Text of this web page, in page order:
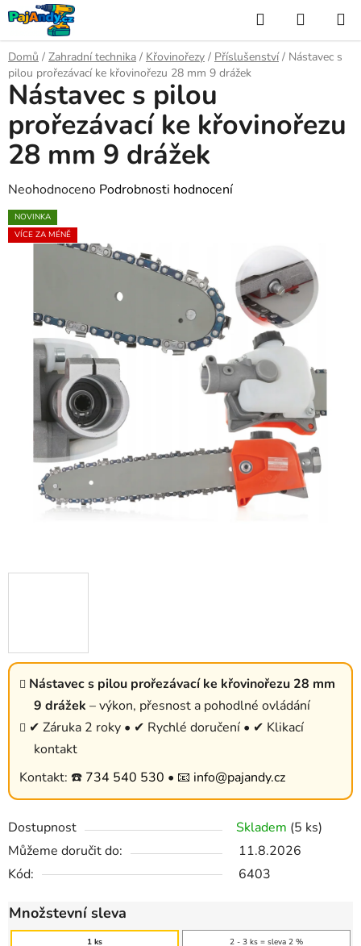
Přejít
na
obsah
Hledat
KOŠÍK
Domů / Zahradní technika / Křovinořezy / Příslušenství / Nástavec s
pilou prořezávací ke křovinořezu 28 mm 9 drážek
Nástavec s pilou prořezávací ke křovinořezu 28 mm
9 drážek – výkon, přesnost a pohodlné ovládání
✔ Záruka 2 roky • ✔ Rychlé doručení • ✔ Klikací
kontakt
Kontakt: ☎️ 734 540 530 • 📧 info@pajandy.cz
Dostupnost Skladem (5 ks)
Můžeme doručit do:
11.8.2026
Kód:
6403
Množstevní sleva
1 ks 2 - 3 ks = sleva 2 %
Nástavec s pilou
prořezávací ke křovinořezu
28 mm 9 drážek
Průměrné
hodnocení
produktu
hvězdiček.
Neohodnoceno Podrobnosti hodnocení
NOVINKA
VÍCE ZA MÉNĚ